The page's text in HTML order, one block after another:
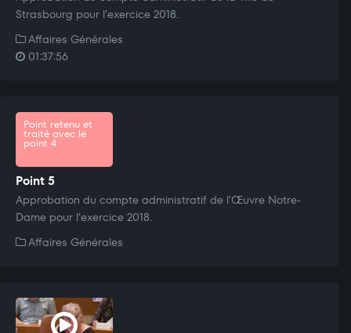
Strasbourg pour l’exercice 2018.
Affaires Générales
01:37:56
Point retenu et
traité avec le
point 4
Point 5
Approbation du compte administratif de l'Œuvre Notre-
Dame pour l’exercice 2018.
Affaires Générales